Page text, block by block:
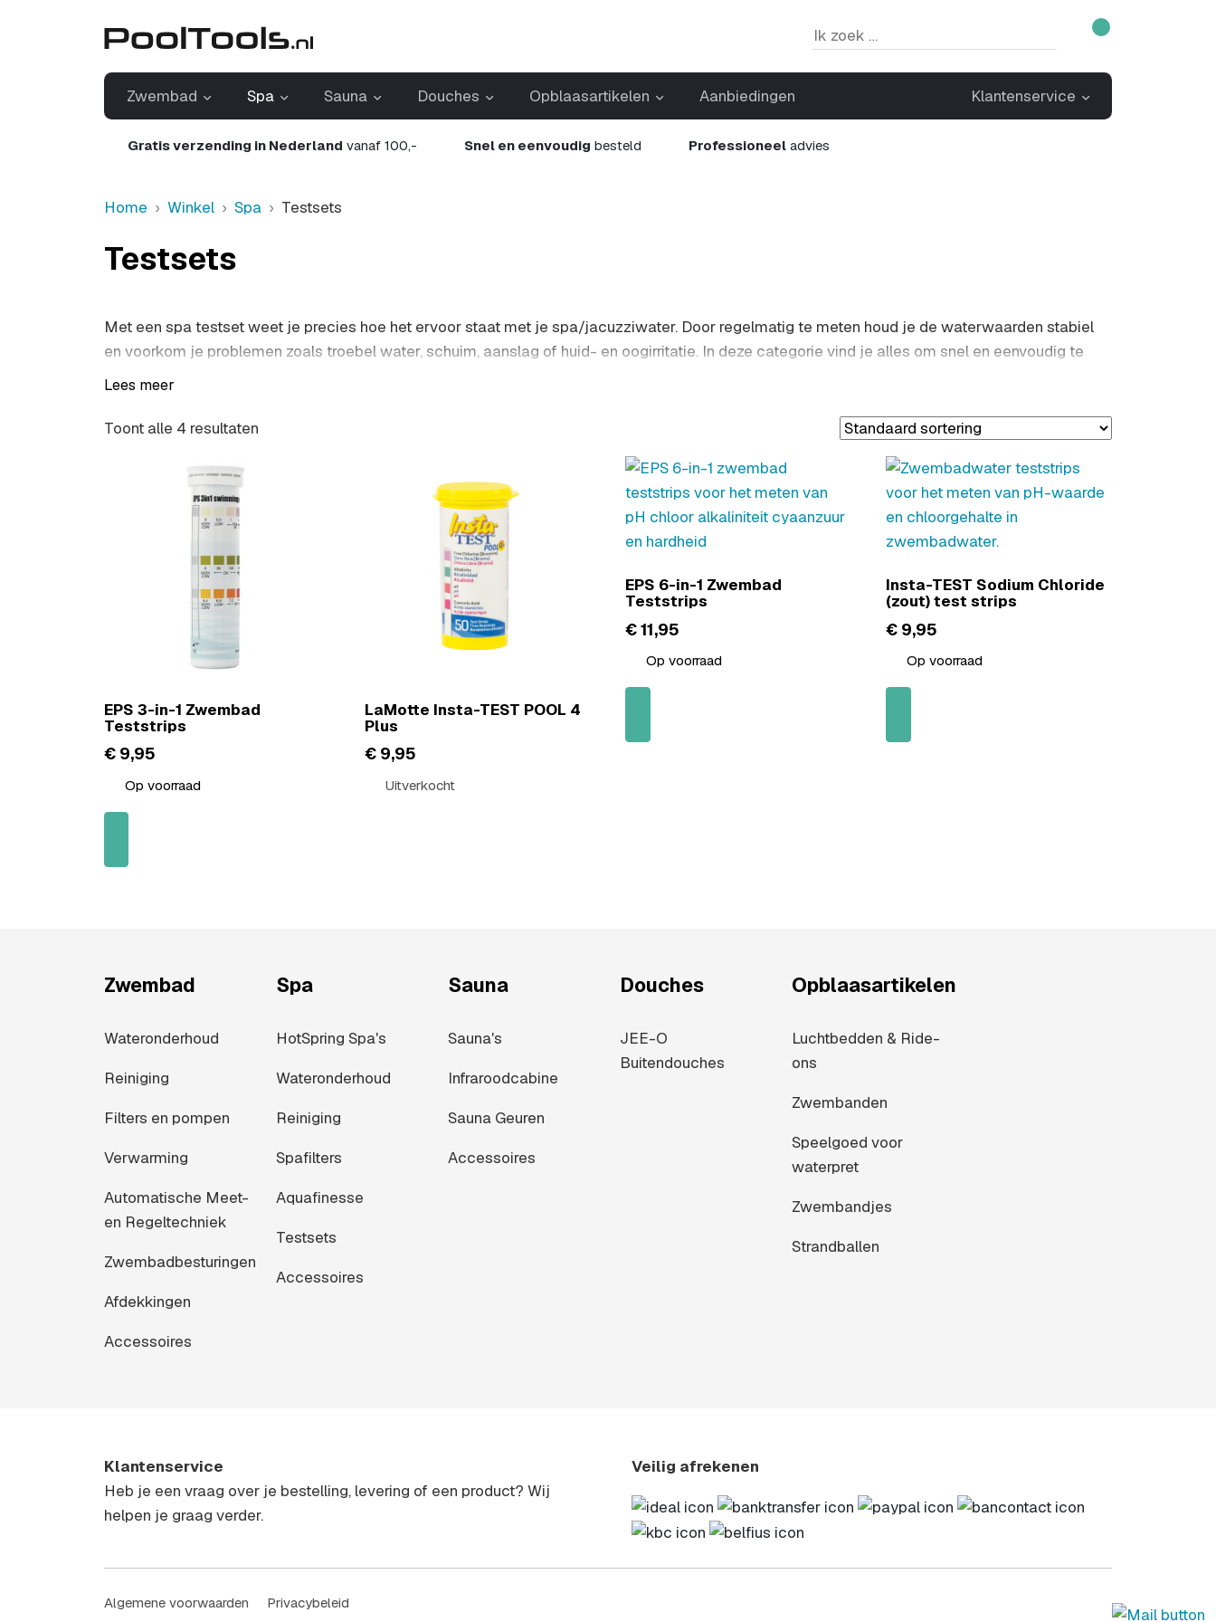
Zwembad Spa Sauna Douches Opblaasartikelen Aanbiedingen Klantenservice
Gratis verzending in Nederland vanaf 100,- Snel en eenvoudig besteld Professioneel advies
Home Winkel Spa Testsets
Testsets
Met een spa testset weet je precies hoe het ervoor staat met je spa/jacuzziwater. Door regelmatig te meten houd je de waterwaarden stabiel
en voorkom je problemen zoals troebel water, schuim, aanslag of huid- en oogirritatie. In deze categorie vind je alles om snel en eenvoudig te
testen.
Waterwaarden gemeten en moet je corrigeren?
Bekijk Wateronderhoud om je pH en desinfectie bij te sturen.
Lees meer
Toont alle 4 resultaten
EPS 3-in-1 Zwembad
Teststrips
€9,95
Op voorraad
LaMotte Insta-TEST POOL 4
Plus
€9,95
Uitverkocht
EPS 6-in-1 Zwembad
Teststrips
€11,95
Op voorraad
Insta-TEST Sodium Chloride
(zout) test strips
€9,95
Op voorraad
Zwembad
Wateronderhoud
Reiniging
Filters en pompen
Verwarming
Automatische Meet-
en Regeltechniek
Zwembadbesturingen
Afdekkingen
Accessoires
Spa
HotSpring Spa's
Wateronderhoud
Reiniging
Spafilters
Aquafinesse
Testsets
Accessoires
Sauna
Sauna's
Infraroodcabine
Sauna Geuren
Accessoires
Douches
JEE-O
Buitendouches
Opblaasartikelen
Luchtbedden & Ride-
ons
Zwembanden
Speelgoed voor
waterpret
Zwembandjes
Strandballen
Klantenservice
Heb je een vraag over je bestelling, levering of een product? Wij
helpen je graag verder.
Veilig afrekenen
Algemene voorwaarden Privacybeleid